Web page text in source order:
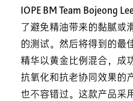
IOPE BM Team Bojeong
了避免精油带来的黏腻或
的测试。然后将得到的最
精华以黄金比例混合，成
抗氧化和抗老协同效果的
也不容错过。这款产品采